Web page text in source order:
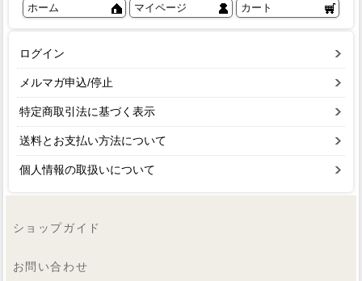
ホーム マイページ カート
ログイン
メルマガ申込/停止
特定商取引法に基づく表示
送料とお支払い方法について
個人情報の取扱いについて
ショップガイド
お問い合わせ